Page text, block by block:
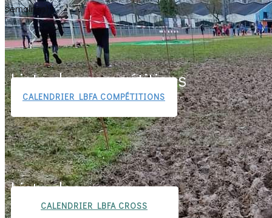
semaines) !
Liste des compétitions
CALENDRIER LBFA COMPÉTITIONS
Liste des cross
CALENDRIER LBFA CROSS